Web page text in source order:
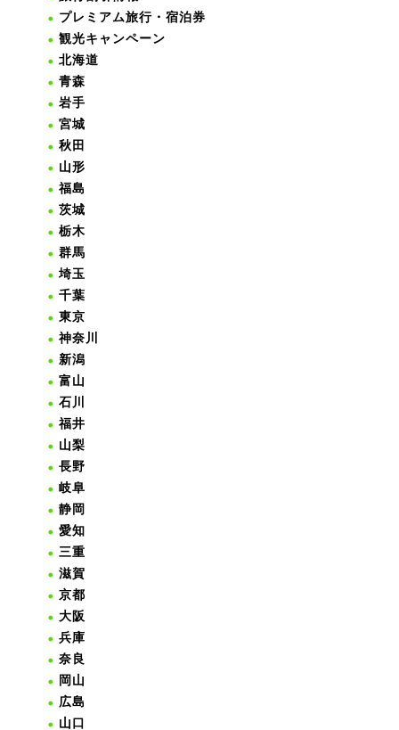
プレミアム旅行・宿泊券
観光キャンペーン
北海道
青森
岩手
宮城
秋田
山形
福島
茨城
栃木
群馬
埼玉
千葉
東京
神奈川
新潟
富山
石川
福井
山梨
長野
岐阜
静岡
愛知
三重
滋賀
京都
大阪
兵庫
奈良
岡山
広島
山口